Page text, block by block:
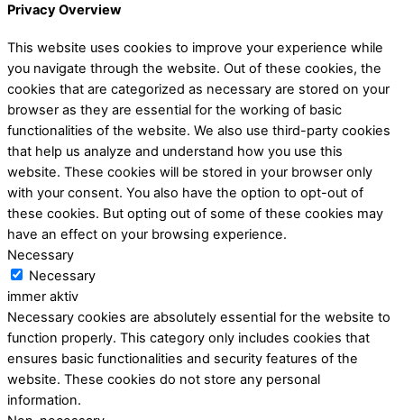
Privacy Overview
This website uses cookies to improve your experience while
you navigate through the website. Out of these cookies, the
cookies that are categorized as necessary are stored on your
browser as they are essential for the working of basic
functionalities of the website. We also use third-party cookies
that help us analyze and understand how you use this
website. These cookies will be stored in your browser only
with your consent. You also have the option to opt-out of
these cookies. But opting out of some of these cookies may
have an effect on your browsing experience.
Necessary
Necessary
immer aktiv
Necessary cookies are absolutely essential for the website to
function properly. This category only includes cookies that
ensures basic functionalities and security features of the
website. These cookies do not store any personal
information.